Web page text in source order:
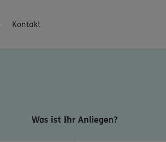
Kontakt
Was ist Ihr Anliegen?